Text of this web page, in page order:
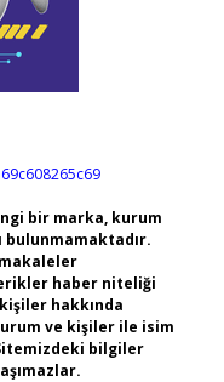
bir marka, kurum
bulunmamaktadır.
makaleler
haber niteliği
hakkında
ve kişiler ile isim
bilgiler